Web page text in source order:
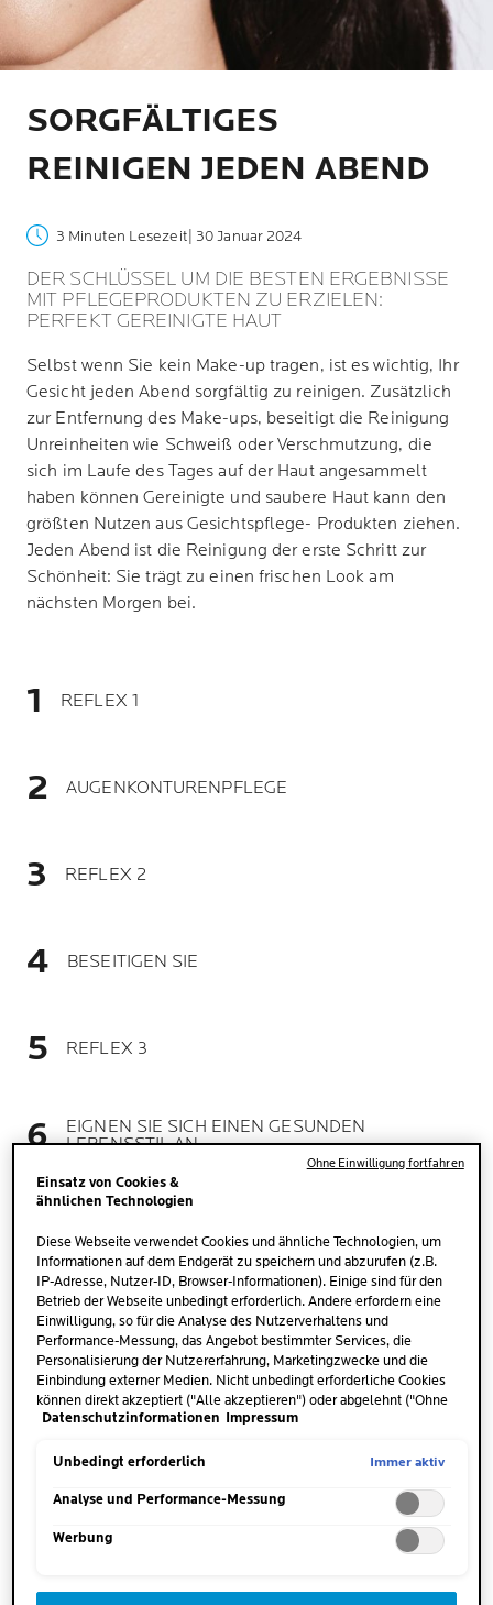
SORGFÄLTIGES
REINIGEN JEDEN ABEND
3 Minuten Lesezeit | 30 Januar 2024
DER SCHLÜSSEL UM DIE BESTEN ERGEBNISSE
MIT PFLEGEPRODUKTEN ZU ERZIELEN:
PERFEKT GEREINIGTE HAUT
Selbst wenn Sie kein Make-up tragen, ist es wichtig, Ihr
Gesicht jeden Abend sorgfältig zu reinigen. Zusätzlich
zur Entfernung des Make-ups, beseitigt die Reinigung
Unreinheiten wie Schweiß oder Verschmutzung, die
sich im Laufe des Tages auf der Haut angesammelt
haben können Gereinigte und saubere Haut kann den
größten Nutzen aus Gesichtspflege- Produkten ziehen.
Jeden Abend ist die Reinigung der erste Schritt zur
Schönheit: Sie trägt zu einen frischen Look am
nächsten Morgen bei.
REFLEX 1
AUGENKONTURENPFLEGE
REFLEX 2
BESEITIGEN SIE
REFLEX 3
EIGNEN SIE SICH EINEN GESUNDEN
LEBENSSTIL AN
REFLEX 1
REINIGEN OHNE RUBBELN
Ein effizienter Make-up-Entferner und seine sanfte
Anwendung bieten das ideale Gleichgewicht, um die
befreien, ganz ohne sie anzugreifen. Darüber hinaus
Einsatz von Cookies &
ähnlichen Technologien
Diese Webseite verwendet Cookies und ähnliche Technologien, um
Informationen auf dem Endgerät zu speichern und abzurufen (z.B.
IP-Adresse, Nutzer-ID, Browser-Informationen). Einige sind für den
Betrieb der Webseite unbedingt erforderlich. Andere erfordern eine
Einwilligung, so für die Analyse des Nutzerverhaltens und
Performance-Messung, das Angebot bestimmter Services, die
Personalisierung der Nutzererfahrung, Marketingzwecke und die
Einbindung externer Medien. Nicht unbedingt erforderliche Cookies
können direkt akzeptiert ("Alle akzeptieren") oder abgelehnt ("Ohne
Einwilligung fortfahren") werden. Individuelle Anpassungen der
speichern"). Die Auswahl kann jederzeit unter dem Link "Cookie-
unsere Datenschutzinformationen.
Datenschutzinformationen Impressum
Unbedingt erforderlich Immer aktiv
Analyse und Performance-Messung
Werbung
Ohne Einwilligung fortfahren